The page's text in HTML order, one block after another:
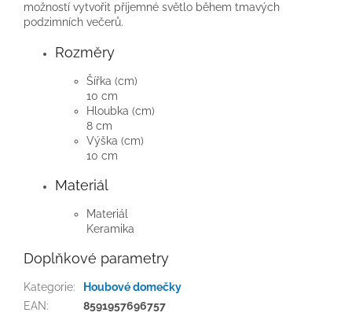
možností vytvořit příjemné světlo během tmavých
podzimních večerů.
Rozměry
Šířka (cm)
10 cm
Hloubka (cm)
8 cm
Výška (cm)
10 cm
Materiál
Materiál
Keramika
Doplňkové parametry
Kategorie:
Houbové domečky
EAN: 8591957696757